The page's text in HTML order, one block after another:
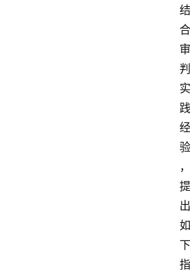
结
合
审
判
实
践
经
验
，
提
出
如
下
指